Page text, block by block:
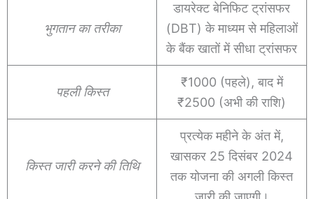
भुगतान का तरीका
डायरेक्ट बेनिफिट ट्रांसफर
(DBT) के माध्यम से महिलाओं
के बैंक खातों में सीधा ट्रांसफर
पहली किस्त
₹1000 (पहले), बाद में
₹2500 (अभी की राशि)
किस्त जारी करने की तिथि
प्रत्येक महीने के अंत में,
खासकर 25 दिसंबर 2024
तक योजना की अगली किस्त